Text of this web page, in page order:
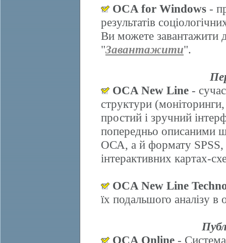
OCA for Windows -
результатів
Ви можете завантажити
"Завантажити".
OCA New Line -
структури
простий і зручний
попередньо описаними
ОСА, а й формату SPSS,
інтерактивних картах-
OCA New Line
їх подальшого аналізу
OCA Online -